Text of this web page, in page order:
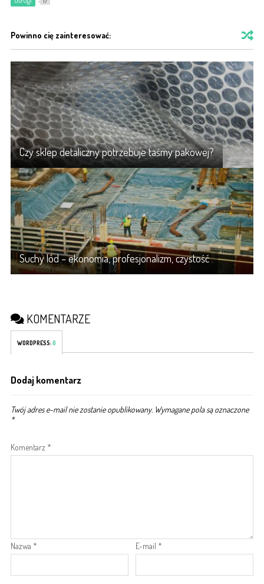
Powinno cię zainteresować:
Czy sklep detaliczny potrzebuje taśmy pakowej?
Suchy lód – ekonomia, profesjonalizm, czystość
KOMENTARZE
WORDPRESS:0
Dodaj komentarz
Twój adres e-mail nie zostanie opublikowany. Wymagane pola są oznaczone
*
Komentarz *
Nazwa * E-mail *